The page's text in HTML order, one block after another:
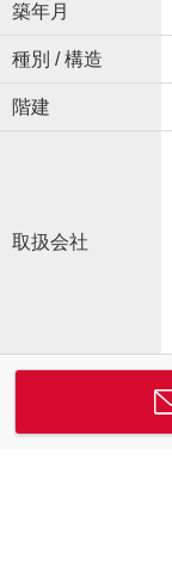
築年月
種別 / 構造
階建
取扱会社